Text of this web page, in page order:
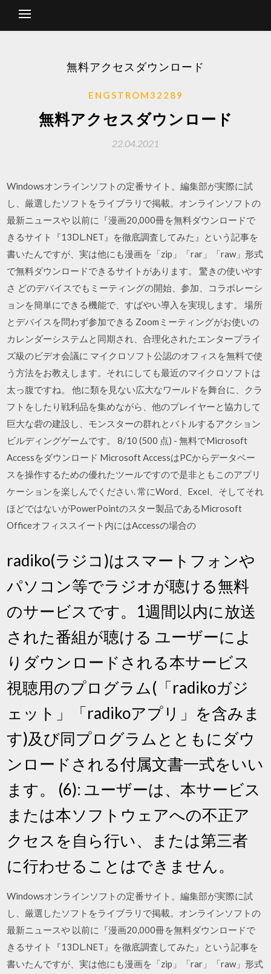
無料アクセスダウンロード
ENGSTROM32289
無料アクセスダウンロード
22.04.2021
Windowsオンラインソフトの定番サイト。編集部が実際に試
し、厳選したソフトをライブラリで掲載。オンラインソフトの
最新ニュースや 以前に『漫画20,000冊を無料ダウンロードで
きるサイト『13DL.NET』を徹底調査してみた』という記事を
書いたんですが、実は他にも漫画を「zip」「rar」「raw」形式
で無料ダウンロードできるサイトがあります。 驚きの使いやす
さ どのデバイスでもミーティングの開始、参加、コラボレーシ
ョンを簡単にできる機能で、すばやい導入を実現します。 場所
とデバイスを問わず参加できる Zoomミーティングがお使いの
カレンダーシステムと同期され、合理化されたエンタープライ
ズ級のビデオ会議に マイクロソフト公認のオフィスを無料で使
う方法をお教えします。それにしても最近のマイクロソフトは
太っ腹ですね。 他に類を見ない広大なワールドを舞台に、クラ
フトをしたり戦利品を集めながら、他のプレイヤーと協力して
巨大な砦の建設し、モンスターの群れとバトルするアクション
ビルディングゲームです。 8/10 (500 点) - 無料でMicrosoft
Accessをダウンロード Microsoft AccessはPCからデータベー
スを操作するための優れたツールですので是非ともこのアプリ
ケーションを楽しんでください. 常にWord、Excel、そしてそれ
ほどではないがPowerPointのスター製品であるMicrosoft
Officeオフィススイート内にはAccessの場合の
radiko(ラジコ)はスマートフォンや
パソコン等でラジオが聴ける無料
のサービスです。1週間以内に放送
された番組が聴ける ユーザーによ
りダウンロードされる本サービス
視聴用のプログラム(「radikoガジ
ェット」「radikoアプリ」を含みま
す)及び同プログラムとともにダウ
ンロードされる付属文書一式をいい
ます。 (6): ユーザーは、本サービス
または本ソフトウェアへの不正ア
クセスを自ら行い、または第三者
に行わせることはできません。
Windowsオンラインソフトの定番サイト。編集部が実際に試
し、厳選したソフトをライブラリで掲載。オンラインソフトの
最新ニュースや 以前に『漫画20,000冊を無料ダウンロードで
きるサイト『13DL.NET』を徹底調査してみた』という記事を
書いたんですが、実は他にも漫画を「zip」「rar」「raw」形式